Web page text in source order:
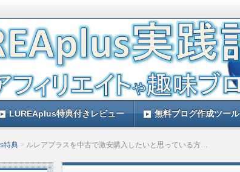
実践記！ルレアプラスの
践記とレビューです。ルレアプラスを実践して量産ア
のできっと参考になると思います。
LUREAplus特典付きレビュー 無料ブログ作成ツール
特典 ルレアプラスを中古で激安購入したいと思っている方…